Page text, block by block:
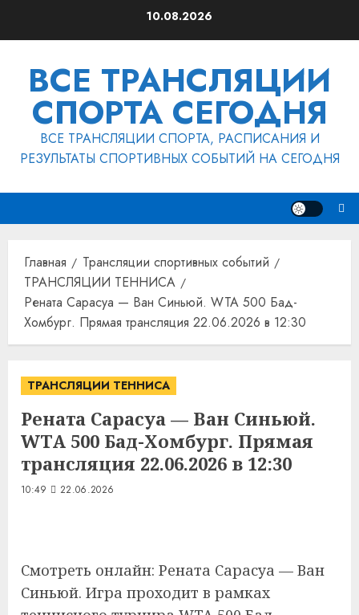
10.08.2026
ВСЕ ТРАНСЛЯЦИИ
СПОРТА СЕГОДНЯ
ВСЕ ТРАНСЛЯЦИИ СПОРТА, РАСПИСАНИЯ И
РЕЗУЛЬТАТЫ СПОРТИВНЫХ СОБЫТИЙ НА СЕГОДНЯ
Главная
Трансляции спортивных событий
ТРАНСЛЯЦИИ ТЕННИСА
Рената Сарасуа — Ван Синьюй. WTA 500 Бад-
Хомбург. Прямая трансляция 22.06.2026 в 12:30
ТРАНСЛЯЦИИ ТЕННИСА
Рената Сарасуа — Ван Синьюй.
WTA 500 Бад-Хомбург. Прямая
трансляция 22.06.2026 в 12:30
10:49 22.06.2026
Смотреть онлайн: Рената Сарасуа — Ван
Синьюй. Игра проходит в рамках